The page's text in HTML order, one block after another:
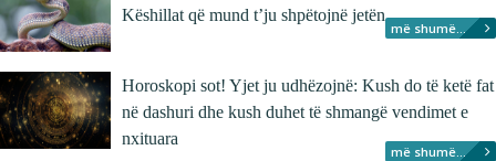
Këshillat që mund t’ju shpëtojnë jetën
më shumë...
Horoskopi sot! Yjet ju udhëzojnë: Kush do të ketë fat
në dashuri dhe kush duhet të shmangë vendimet e
nxituara
më shumë...